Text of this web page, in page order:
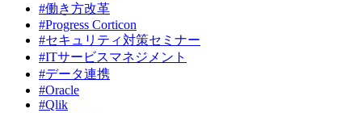
#働き方改革
#Progress Corticon
#セキュリティ対策セミナー
#ITサービスマネジメント
#データ連携
#Oracle
#Qlik